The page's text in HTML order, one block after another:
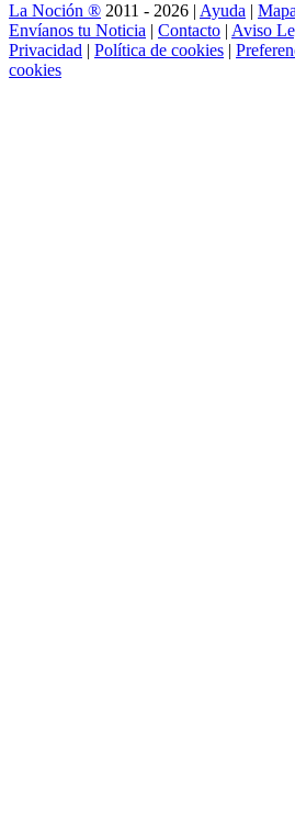
La Noción ® 2011 - 2026 | Ayuda |
Envíanos tu Noticia | Contacto | Aviso
Privacidad | Política de cookies |
cookies